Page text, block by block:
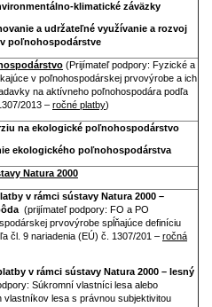
klimatické záväzky
a udržateľné využívanie a rozvoj
poľnohospodárstve
(Prijímateľ podpory: Fyzické a
v poľnohospodárskej prvovýrobe a ich
na aktívneho poľnohospodára podľa
2013 – ročné platby)
na ekologické poľnohospodárstvo
ekologického poľnohospodárstva
Natura 2000
v rámci sústavy Natura 2000 –
(prijímateľ podpory: FO a PO
prvovýrobe spĺňajúce definíciu
čl. 9 nariadenia (EÚ) č. 1307/201 – ročná
v rámci sústavy Natura 2000 – lesný
Súkromní vlastníci lesa alebo
vlastníkov lesa s právnou subjektivitou